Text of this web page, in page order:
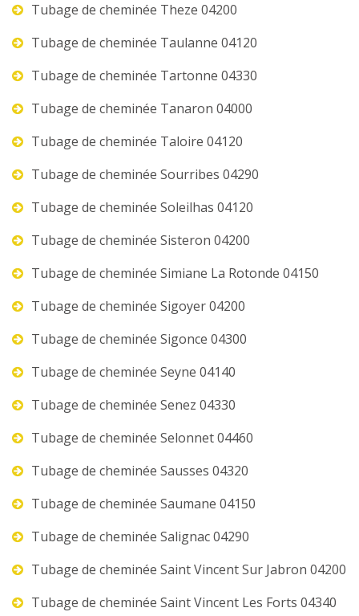
Tubage de cheminée Theze 04200
Tubage de cheminée Taulanne 04120
Tubage de cheminée Tartonne 04330
Tubage de cheminée Tanaron 04000
Tubage de cheminée Taloire 04120
Tubage de cheminée Sourribes 04290
Tubage de cheminée Soleilhas 04120
Tubage de cheminée Sisteron 04200
Tubage de cheminée Simiane La Rotonde 04150
Tubage de cheminée Sigoyer 04200
Tubage de cheminée Sigonce 04300
Tubage de cheminée Seyne 04140
Tubage de cheminée Senez 04330
Tubage de cheminée Selonnet 04460
Tubage de cheminée Sausses 04320
Tubage de cheminée Saumane 04150
Tubage de cheminée Salignac 04290
Tubage de cheminée Saint Vincent Sur Jabron 04200
Tubage de cheminée Saint Vincent Les Forts 04340